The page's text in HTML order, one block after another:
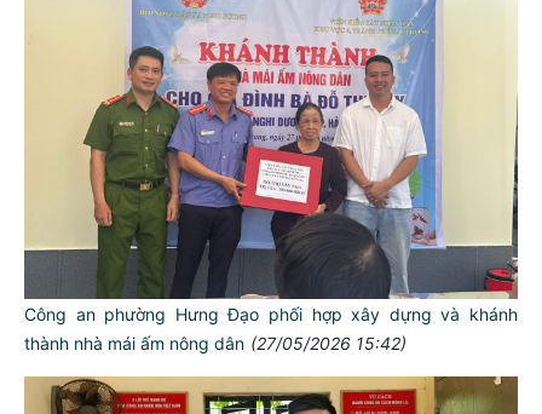
Công an phường Hưng Đạo phối hợp xây dựng và khánh
thành nhà mái ấm nông dân (27/05/2026 15:42)